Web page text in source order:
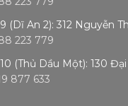
(Dĩ An 2): 312 Nguyễn
223 779
(Thủ Dầu Một): 130
877 633